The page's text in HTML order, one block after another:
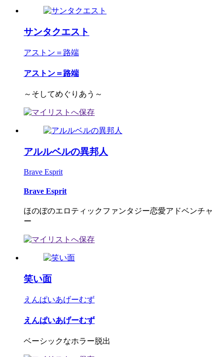
サンタクエスト
アストン＝路端
アストン＝路端
～そしてめぐりあう～
アルルベルの異邦人
Brave Esprit
Brave Esprit
ほのぼのエロティックファンタジー恋愛アドベンチャ
ー
笑い面
えんぱいあげーむず
えんぱいあげーむず
ベーシックなホラー脱出